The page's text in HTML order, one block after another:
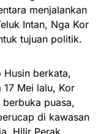
menjalankan
Intan, Nga Kor
tujuan politik.
Husin berkata,
Mei lalu, Kor
puasa,
di kawasan